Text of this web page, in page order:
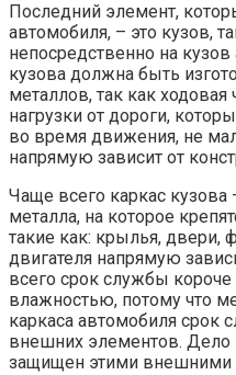
Последний элемент,
автомобиля, – это кузов,
непосредственно на
кузова должна быть
металлов, так как
нагрузки от дороги,
во время движения, не
напрямую зависит от
Чаще всего каркас кузова
металла, на которое
такие как: крылья, двери,
двигателя напрямую
всего срок службы
влажностью, потому что
каркаса автомобиля
внешних элементов. Дело
защищен этими внешними